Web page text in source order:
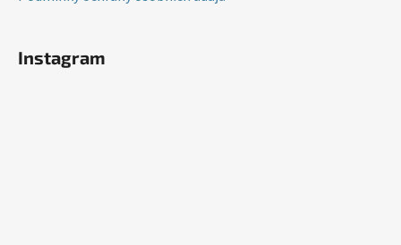
Instagram